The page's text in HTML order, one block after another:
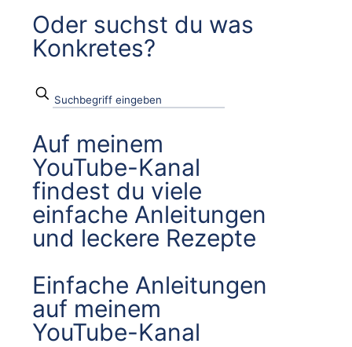
Oder suchst du was
Konkretes?
Auf meinem
YouTube-Kanal
findest du viele
einfache Anleitungen
und leckere Rezepte
Einfache Anleitungen
auf meinem
YouTube-Kanal